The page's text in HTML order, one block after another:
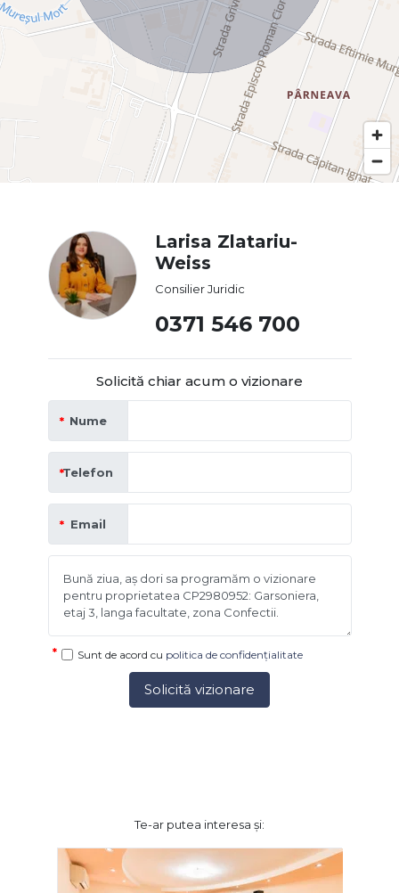
Larisa Zlatariu-
Weiss
Consilier Juridic
0371 546 700
Solicită chiar acum o vizionare
Nume
Telefon
Email
Sunt de acord cu politica de confidențialitate
Solicită vizionare
Te-ar putea interesa și: